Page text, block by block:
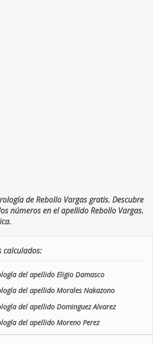
de Rebollo Vargas gratis. Descubre
números en el apellido Rebollo Vargas.
calculados:
del apellido Eligio Damasco
del apellido Morales Nakazono
del apellido Dominguez Alvarez
del apellido Moreno Perez